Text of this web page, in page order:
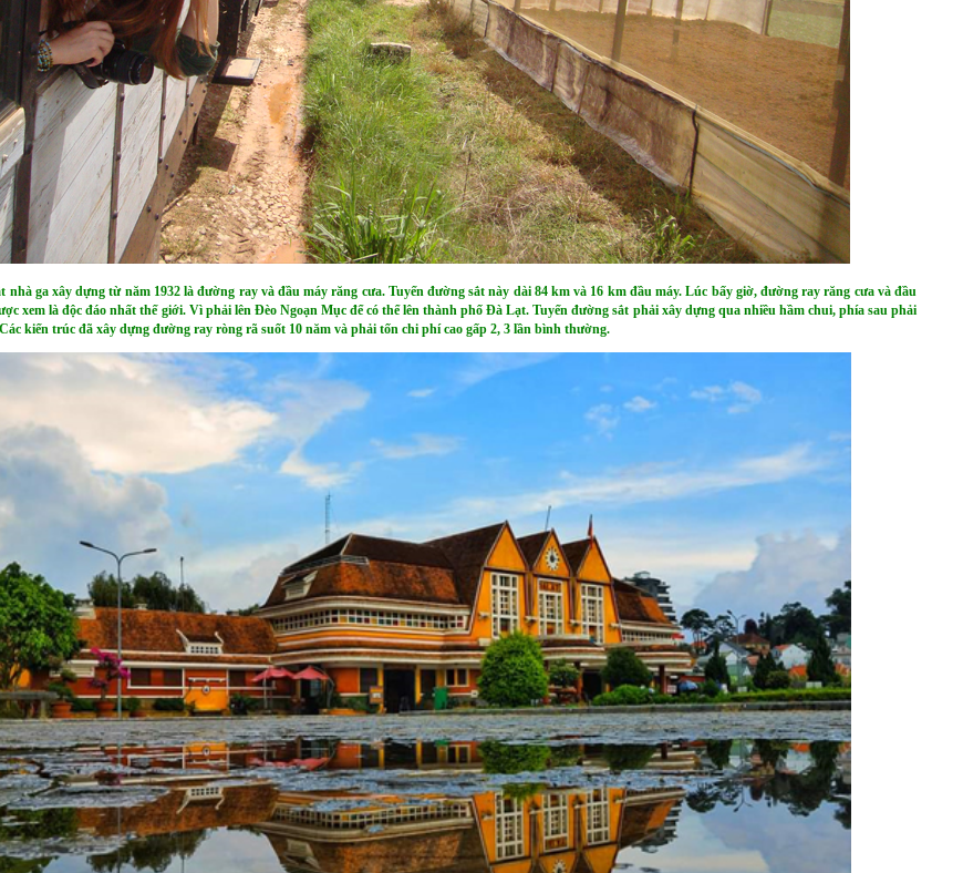
nhà ga xây dựng từ năm 1932 là đường ray và đầu máy răng cưa. Tuyến đường sắt này dài 84 km và 16 km đầu máy. Lúc bấy giờ, đường ray răng cưa và đầu
xem là độc đáo nhất thế giới. Vì phải lên Đèo Ngoạn Mục để có thể lên thành phố Đà Lạt. Tuyến đường sắt phải xây dựng qua nhiều hầm chui, phía sau phải
kiến trúc đã xây dựng đường ray ròng rã suốt 10 năm và phải tốn chi phí cao gấp 2, 3 lần bình thường.